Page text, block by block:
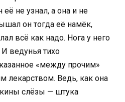
не узнал, а она и не
он тогда её намёк,
всё как надо. Нога у него
ведунья тихо
«между прочим»
лекарством. Ведь, как она
слёзы — штука